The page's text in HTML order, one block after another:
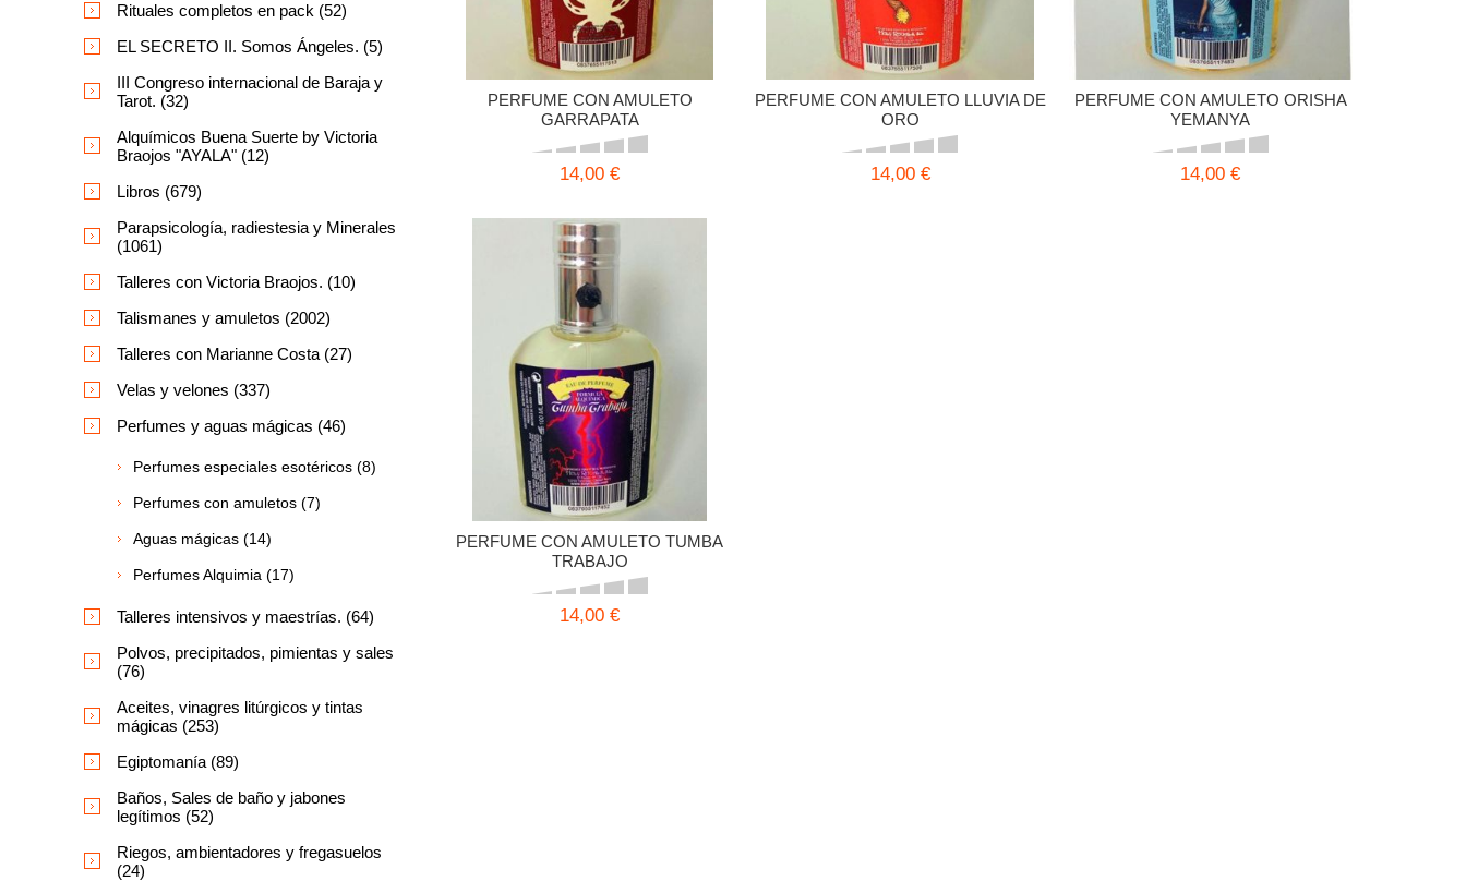
PERFUME CON AMULETO
GARRAPATA
14,00 €
PERFUME CON AMULETO LLUVIA DE
ORO
14,00 €
PERFUME CON AMULETO ORISHA
YEMANYA
14,00 €
PERFUME CON AMULETO TUMBA
TRABAJO
14,00 €
Rituales completos en pack (52)
EL SECRETO II. Somos Ángeles. (5)
III Congreso internacional de Baraja y
Tarot. (32)
Alquímicos Buena Suerte by Victoria
Braojos "AYALA" (12)
Libros (679)
Parapsicología, radiestesia y Minerales
(1061)
Talleres con Victoria Braojos. (10)
Talismanes y amuletos (2002)
Talleres con Marianne Costa (27)
Velas y velones (337)
Perfumes y aguas mágicas (46)
Perfumes especiales esotéricos (8)
Perfumes con amuletos (7)
Aguas mágicas (14)
Perfumes Alquimia (17)
Talleres intensivos y maestrías. (64)
Polvos, precipitados, pimientas y sales
(76)
Aceites, vinagres litúrgicos y tintas
mágicas (253)
Egiptomanía (89)
Baños, Sales de baño y jabones
legítimos (52)
Riegos, ambientadores y fregasuelos
(24)